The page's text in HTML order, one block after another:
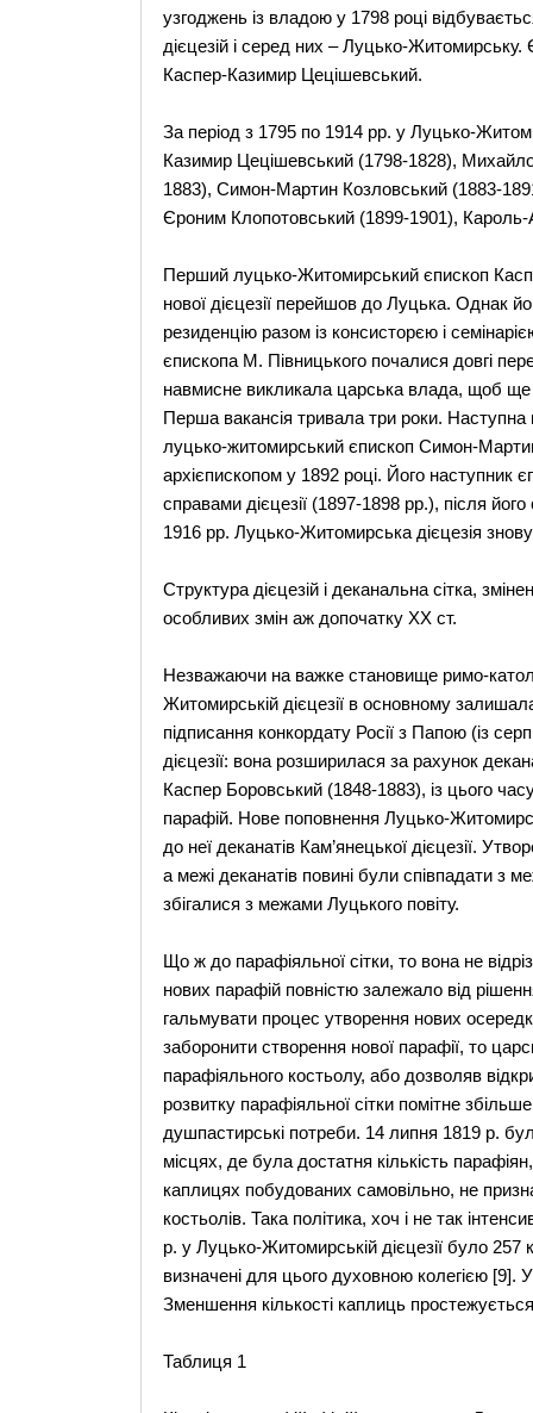
узгоджень із владою у 1798 році
дієцезій і серед них – Луцько-
Каспер-Казимир Цецішевський.
За період з 1795 по 1914 рр. у Луцько-
Казимир Цецішевський (1798-1828),
1883), Симон-Мартин Козловський (1883-
Єроним Клопотовський (1899-1901), Кароль-
Перший луцько-Житомирський єпископ
нової дієцезії перейшов до Луцька. Однак
резиденцію разом із консисторєю і
єпископа М. Півницького почалися довгі
навмисне викликала царська влада, щоб
Перша вакансія тривала три роки. Наступна
луцько-житомирський єпископ Симон-
архієпископом у 1892 році. Його наступник
справами дієцезії (1897-1898 рр.), після
1916 рр. Луцько-Житомирська дієцезія
Структура дієцезій і деканальна сітка,
особливих змін аж допочатку ХХ ст.
Незважаючи на важке становище римо-
Житомирській дієцезії в основному
підписання конкордату Росії з Папою (із
дієцезії: вона розширилася за рахунок
Каспер Боровський (1848-1883), із цього
парафій. Нове поповнення Луцько-
до неї деканатів Кам’янецької дієцезії.
а межі деканатів повині були співпадати з
збігалися з межами Луцького повіту.
Що ж до парафіяльної сітки, то вона не
нових парафій повністю залежало від
гальмувати процес утворення нових
заборонити створення нової парафії, то
парафіяльного костьолу, або дозволяв
розвитку парафіяльної сітки помітне
душпастирські потреби. 14 липня 1819 р.
місцях, де була достатня кількість
каплицях побудованих самовільно, не
костьолів. Така політика, хоч і не так
р. у Луцько-Житомирській дієцезії було 257
визначені для цього духовною колегією [9].
Зменшення кількості каплиць
Таблиця 1